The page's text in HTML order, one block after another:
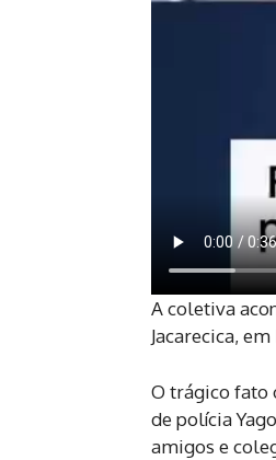
A coletiva
Jacarecica,
O trágico fato
de polícia
amigos e